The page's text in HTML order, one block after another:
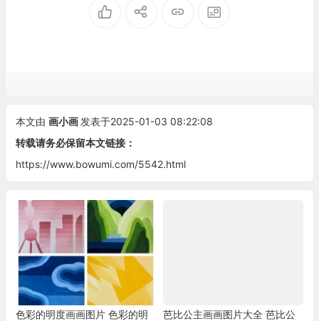
本文由 画小画 发表于2025-01-03 08:22:08
转载请务必保留本文链接：
https://www.bowumi.com/5542.html
色彩的明度画画图片 色彩的明
芭比公主画画图片大全 芭比公